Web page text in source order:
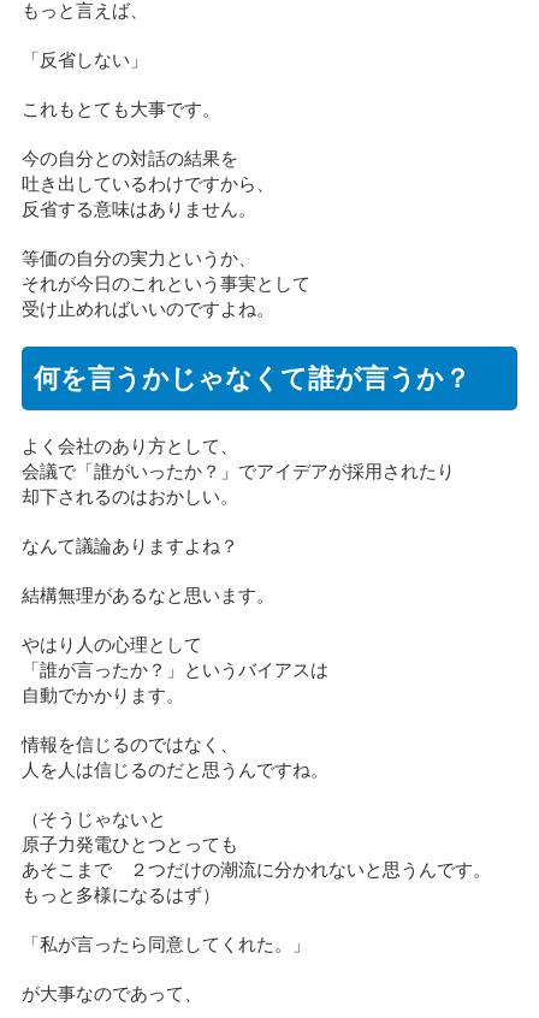
もっと言えば、
「反省しない」
これもとても大事です。
今の自分との対話の結果を
吐き出しているわけですから、
反省する意味はありません。
等価の自分の実力というか、
それが今日のこれという事実として
受け止めればいいのですよね。
何を言うかじゃなくて誰が言うか？
よく会社のあり方として、
会議で「誰がいったか？」でアイデアが採用されたり
却下されるのはおかしい。
なんて議論ありますよね？
結構無理があるなと思います。
やはり人の心理として
「誰が言ったか？」というバイアスは
自動でかかります。
情報を信じるのではなく、
人を人は信じるのだと思うんですね。
（そうじゃないと
原子力発電ひとつとっても
あそこまで ２つだけの潮流に分かれないと思うんです。
もっと多様になるはず）
「私が言ったら同意してくれた。」
が大事なのであって、